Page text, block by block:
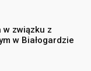
związku z
w Białogardzie